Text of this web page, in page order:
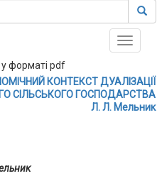
Toggle
КОНТЕКСТ ДУАЛІЗАЦІЇ
СІЛЬСЬКОГО ГОСПОДАРСТВА
Л. Л. Мельник